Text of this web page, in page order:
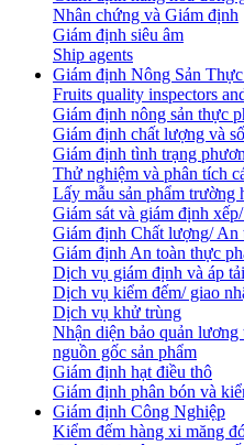
Nhân chứng và Giám định
Giám định siêu âm
Ship agents
Giám định Nông Sản
Fruits quality inspectors
Giám định nông sản thực
Giám định chất lượng và
Giám định tình trạng
Thử nghiệm và phân tích
Lấy mẫu sản phẩm trường
Giám sát và giám định
Giám định Chất lượng/ An
Giám định An toàn thực
Dịch vụ giám định và áp tải
Dịch vụ kiểm đếm/ giao
Dịch vụ khử trùng
Nhận diện bảo quản
nguồn gốc sản phẩm
Giám định hạt điều thô
Giám định phân bón và
Giám định Công Nghiệp
Kiểm đếm hàng xi măng